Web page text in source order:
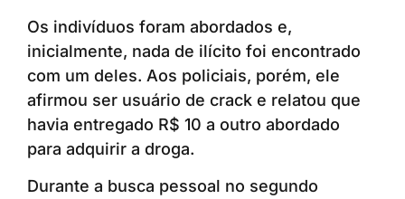
Os indivíduos foram abordados e,
inicialmente, nada de ilícito foi encontrado
com um deles. Aos policiais, porém, ele
afirmou ser usuário de crack e relatou que
havia entregado R$ 10 a outro abordado
para adquirir a droga.
Durante a busca pessoal no segundo